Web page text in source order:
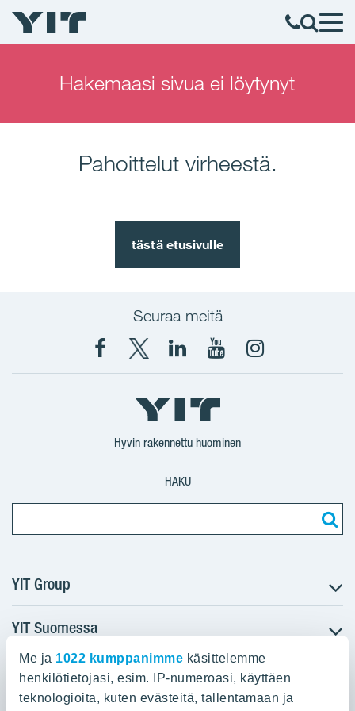
Me ja 1022 kumppanimme käsittelemme
henkilötietojasi, esim. IP-numeroasi, käyttäen
teknologioita, kuten evästeitä, tallentamaan ja
Hakemaasi sivua ei löytynyt
Pahoittelut virheestä.
tästä etusivulle
Seuraa meitä
Facebook
X
YIT
Suomi
YIT
Corporation
YIT
Corporation
Instagram
Hyvin rakennettu huominen
HAKU
YIT Group
Tietoa YIT:stä
Töihin meille
Sijoittajat
Projektit
YIT Suomessa
Myytävät asunnot
Vuokrattavat toimitilat
YIT:n pääkonttori
Panuntie 11, PL 36, 00620 Helsinki